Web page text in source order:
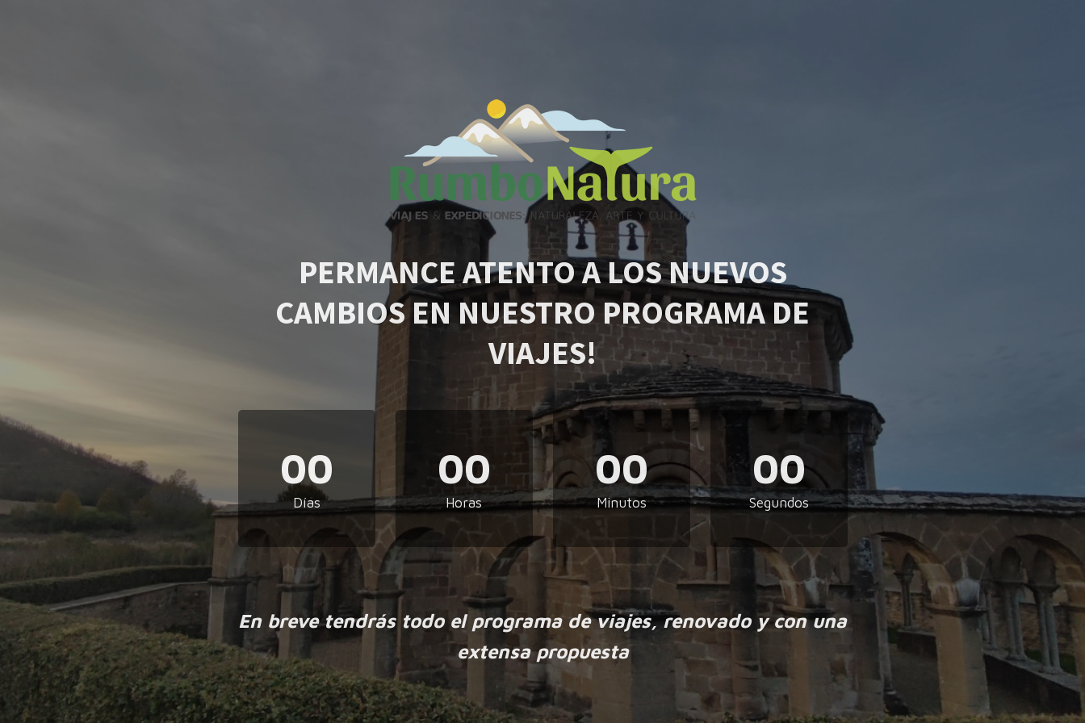
PERMANCE ATENTO A LOS NUEVOS
CAMBIOS EN NUESTRO PROGRAMA DE
VIAJES!
00
Días
00
Horas
00
Minutos
00
Segundos
En breve tendrás todo el programa de viajes, renovado y con una
extensa propuesta